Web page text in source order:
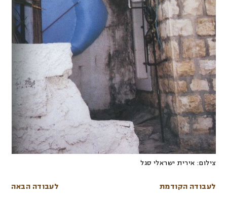
צילום: אירית ישראלי סגל
לעבודה הקודמת לעבודה הבאה